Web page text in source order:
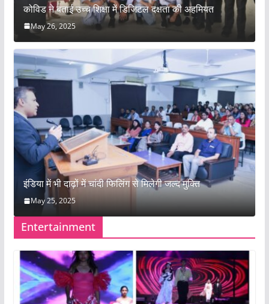
कोविड ने बताई उच्च शिक्षा में डिजिटल दक्षता की अहमियत
May 26, 2025
इंडिया में भी दाढ़ों में चांदी फिलिंग से मिलेगी जल्द मुक्ति
May 25, 2025
Entertainment